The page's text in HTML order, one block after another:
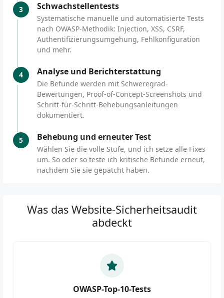
3 Schwachstellentests
Systematische manuelle und automatisierte Tests
nach OWASP-Methodik: Injection, XSS, CSRF,
Authentifizierungsumgehung, Fehlkonfiguration
und mehr.
4 Analyse und Berichterstattung
Die Befunde werden mit Schweregrad-
Bewertungen, Proof-of-Concept-Screenshots und
Schritt-für-Schritt-Behebungsanleitungen
dokumentiert.
5 Behebung und erneuter Test
Wählen Sie die volle Stufe, und ich setze alle Fixes
um. So oder so teste ich kritische Befunde erneut,
nachdem Sie sie gepatcht haben.
Was das Website-Sicherheitsaudit
abdeckt
OWASP-Top-10-Tests